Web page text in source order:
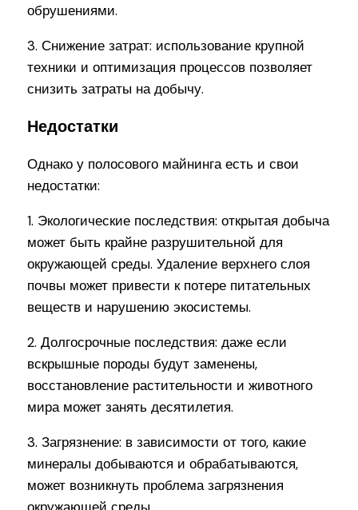
обрушениями.
3. Снижение затрат: использование крупной
техники и оптимизация процессов позволяет
снизить затраты на добычу.
Недостатки
Однако у полосового майнинга есть и свои
недостатки:
1. Экологические последствия: открытая добыча
может быть крайне разрушительной для
окружающей среды. Удаление верхнего слоя
почвы может привести к потере питательных
веществ и нарушению экосистемы.
2. Долгосрочные последствия: даже если
вскрышные породы будут заменены,
восстановление растительности и животного
мира может занять десятилетия.
3. Загрязнение: в зависимости от того, какие
минералы добываются и обрабатываются,
может возникнуть проблема загрязнения